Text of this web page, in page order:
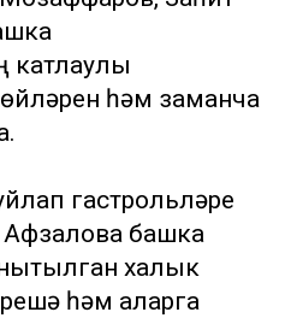
катлаулы
һәм заманча
гастрольләре
башка
халык
һәм аларга